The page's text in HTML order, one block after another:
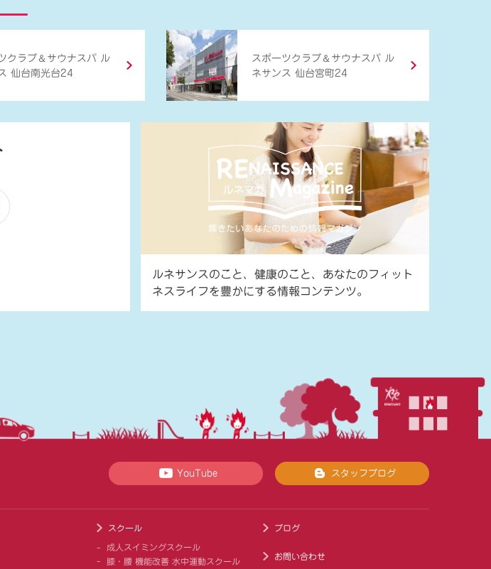
クラブ ＆ サウナスパ ル
仙台南光台24
スポーツクラブ ＆ サウナスパ ル
ネサンス 仙台宮町24
ルネサンスのこと、健康のこと、あなたのフィット
ネスライフを豊かにする情報コンテンツ。
YouTube スタッフブログ
スクール
成人スイミングスクール
膝・腰 機能改善 水中運動スクール
ブログ
お問い合わせ